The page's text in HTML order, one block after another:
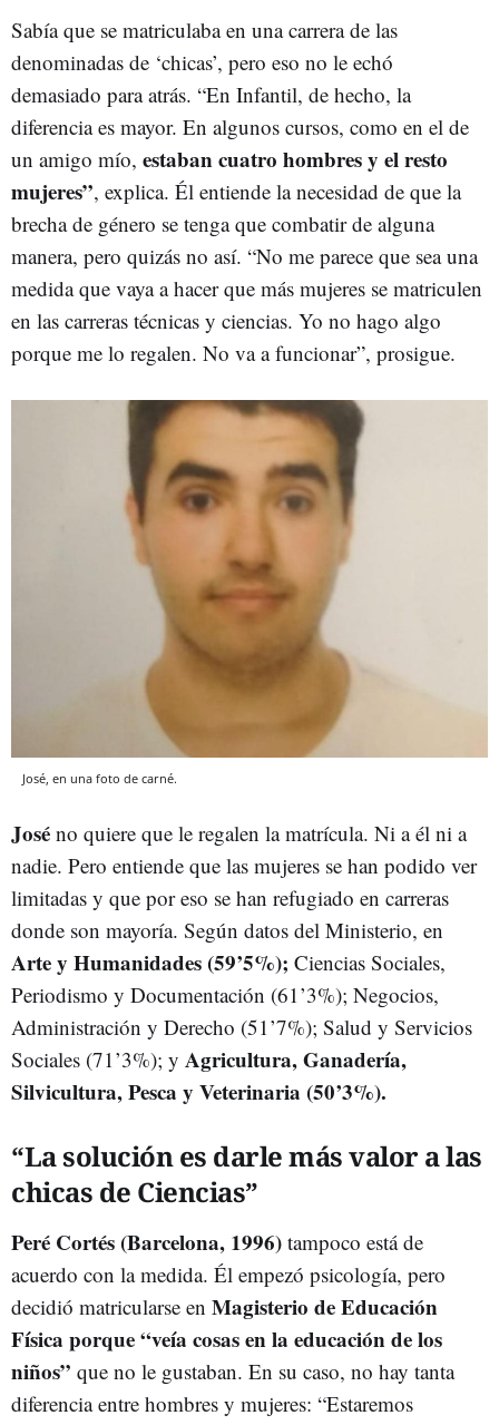
Sabía que se matriculaba en una carrera de las
denominadas de ‘chicas’, pero eso no le echó
demasiado para atrás. “En Infantil, de hecho, la
diferencia es mayor. En algunos cursos, como en el de
un amigo mío, estaban cuatro hombres y el resto
mujeres”, explica. Él entiende la necesidad de que la
brecha de género se tenga que combatir de alguna
manera, pero quizás no así. “No me parece que sea una
medida que vaya a hacer que más mujeres se matriculen
en las carreras técnicas y ciencias. Yo no hago algo
porque me lo regalen. No va a funcionar”, prosigue.
José, en una foto de carné.
José no quiere que le regalen la matrícula. Ni a él ni a
nadie. Pero entiende que las mujeres se han podido ver
limitadas y que por eso se han refugiado en carreras
donde son mayoría. Según datos del Ministerio, en
Arte y Humanidades (59’5%); Ciencias Sociales,
Periodismo y Documentación (61’3%); Negocios,
Administración y Derecho (51’7%); Salud y Servicios
Sociales (71’3%); y Agricultura, Ganadería,
Silvicultura, Pesca y Veterinaria (50’3%).
“La solución es darle más valor a las
chicas de Ciencias”
Peré Cortés (Barcelona, 1996) tampoco está de
acuerdo con la medida. Él empezó psicología, pero
decidió matricularse en Magisterio de Educación
Física porque “veía cosas en la educación de los
niños” que no le gustaban. En su caso, no hay tanta
diferencia entre hombres y mujeres: “Estaremos